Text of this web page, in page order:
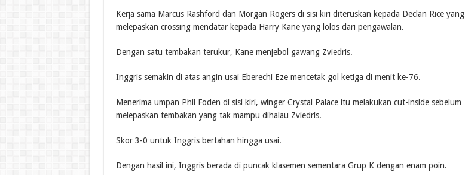
Kerja sama Marcus Rashford dan Morgan Rogers di sisi kiri diteruskan kepada Declan Rice yang
melepaskan crossing mendatar kepada Harry Kane yang lolos dari pengawalan.
Dengan satu tembakan terukur, Kane menjebol gawang Zviedris.
Inggris semakin di atas angin usai Eberechi Eze mencetak gol ketiga di menit ke-76.
Menerima umpan Phil Foden di sisi kiri, winger Crystal Palace itu melakukan cut-inside sebelum
melepaskan tembakan yang tak mampu dihalau Zviedris.
Skor 3-0 untuk Inggris bertahan hingga usai.
Dengan hasil ini, Inggris berada di puncak klasemen sementara Grup K dengan enam poin.